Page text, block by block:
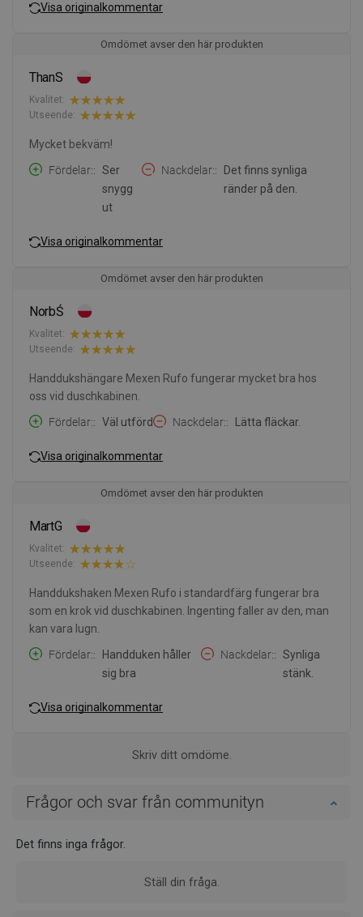
Visa originalkommentar
Omdömet avser den här produkten
ThanS
Kvalitet:
Utseende:
Mycket bekväm!
Fördelar:
Ser
snygg
ut
Nackdelar:
Det finns synliga
ränder på den.
Visa originalkommentar
Omdömet avser den här produkten
NorbŚ
Kvalitet:
Utseende:
Handdukshängare Mexen Rufo fungerar mycket bra hos
oss vid duschkabinen.
Fördelar:
Väl utförd Nackdelar: Lätta fläckar.
Visa originalkommentar
Omdömet avser den här produkten
MartG
Kvalitet:
Utseende:
Handdukshaken Mexen Rufo i standardfärg fungerar bra
som en krok vid duschkabinen. Ingenting faller av den, man
kan vara lugn.
Fördelar:
Handduken håller
sig bra
Nackdelar:
Synliga
stänk.
Visa originalkommentar
Skriv ditt omdöme.
Frågor och svar från communityn
Det finns inga frågor.
Ställ din fråga.